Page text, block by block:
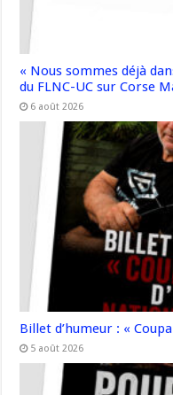
« Nous sommes déjà
du FLNC-UC sur Corse
6 août 2026
Billet d’humeur : «
5 août 2026